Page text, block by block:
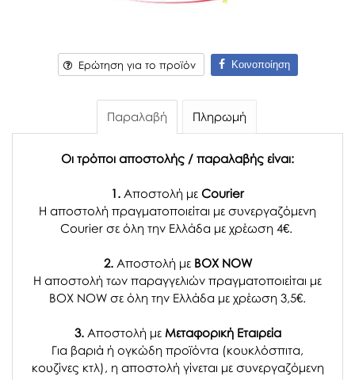
Ερώτηση για το προϊόν Κοινοποίηση
Παραλαβή Πληρωμή
Οι τρόποι αποστολής / παραλαβής είναι:
1. Αποστολή με Courier
Η αποστολή πραγματοποιείται με συνεργαζόμενη
Courier σε όλη την Ελλάδα με χρέωση 4€.
2. Αποστολή μεBOX NOW
Η αποστολή των παραγγελιών πραγματοποιείται με
BOX NOW σε όλη την Ελλάδα με χρέωση 3,5€.
3. Αποστολή μεΜεταφορική Εταιρεία
Για βαριά ή ογκώδη προϊόντα (κουκλόσπιτα,
κουζίνες κτλ), η αποστολή γίνεται με συνεργαζόμενη